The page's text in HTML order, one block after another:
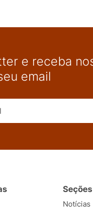
e receba
email
Seções
Notícias